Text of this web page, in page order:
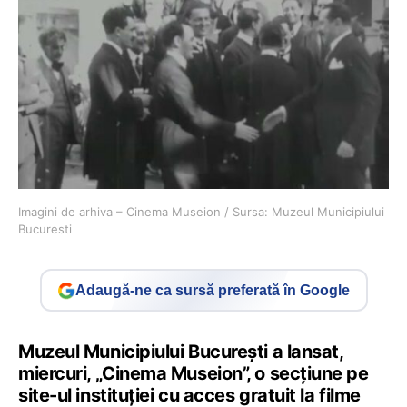
Imagini de arhiva – Cinema Museion / Sursa: Muzeul Municipiului
Bucuresti
Adaugă-ne ca sursă preferată în Google
Muzeul Municipiului Bucureşti a lansat,
miercuri, „Cinema Museion”, o secţiune pe
site-ul instituţiei cu acces gratuit la filme